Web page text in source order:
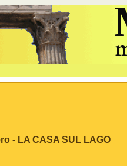
- LA CASA SUL LAGO